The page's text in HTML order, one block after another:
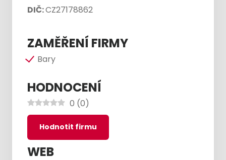
DIČ:CZ27178862
ZAMĚŘENÍ FIRMY
Bary
HODNOCENÍ
0 (0)
Hodnotit firmu
WEB